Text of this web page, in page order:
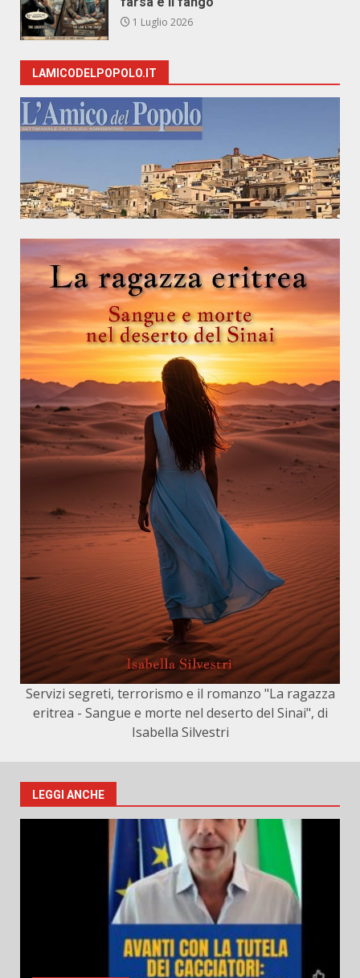
1 Luglio 2026
LAMICODELPOPOLO.IT
Servizi segreti, terrorismo e il romanzo "La ragazza
eritrea - Sangue e morte nel deserto del Sinai", di
Isabella Silvestri
LEGGI ANCHE